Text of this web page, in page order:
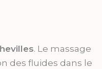
. Le massage
des fluides dans le